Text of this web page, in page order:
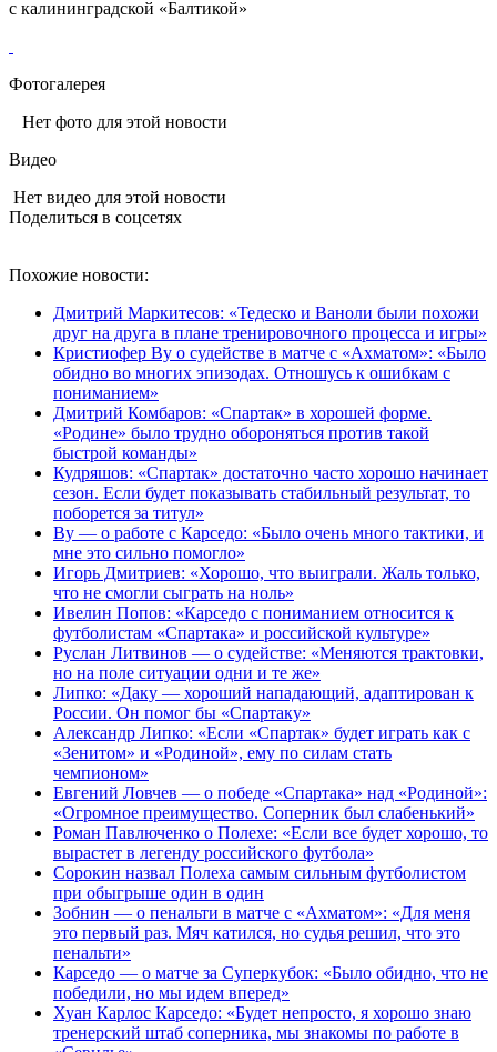
с калининградской «Балтикой»
Фотогалерея
Нет фото для этой новости
Видео
Нет видео для этой новости
Поделиться в соцсетях
Похожие новости:
Дмитрий Маркитесов: «Тедеско и Ваноли были похожи
друг на друга в плане тренировочного процесса и игры»
Кристиофер Ву о судействе в матче с «Ахматом»: «Было
обидно во многих эпизодах. Отношусь к ошибкам с
пониманием»
Дмитрий Комбаров: «Спартак» в хорошей форме.
«Родине» было трудно обороняться против такой
быстрой команды»
Кудряшов: «Спартак» достаточно часто хорошо начинает
сезон. Если будет показывать стабильный результат, то
поборется за титул»
Ву — о работе с Карседо: «Было очень много тактики, и
мне это сильно помогло»
Игорь Дмитриев: «Хорошо, что выиграли. Жаль только,
что не смогли сыграть на ноль»
Ивелин Попов: «Карседо с пониманием относится к
футболистам «Спартака» и российской культуре»
Руслан Литвинов — о судействе: «Меняются трактовки,
но на поле ситуации одни и те же»
Липко: «Даку — хороший нападающий, адаптирован к
России. Он помог бы «Спартаку»
Александр Липко: «Если «Спартак» будет играть как с
«Зенитом» и «Родиной», ему по силам стать
чемпионом»
Евгений Ловчев — о победе «Спартака» над «Родиной»:
«Огромное преимущество. Соперник был слабенький»
Роман Павлюченко о Полехе: «Если все будет хорошо, то
вырастет в легенду российского футбола»
Сорокин назвал Полеха самым сильным футболистом
при обыгрыше один в один
Зобнин — о пенальти в матче с «Ахматом»: «Для меня
это первый раз. Мяч катился, но судья решил, что это
пенальти»
Карседо — о матче за Суперкубок: «Было обидно, что не
победили, но мы идем вперед»
Хуан Карлос Карседо: «Будет непросто, я хорошо знаю
тренерский штаб соперника, мы знакомы по работе в